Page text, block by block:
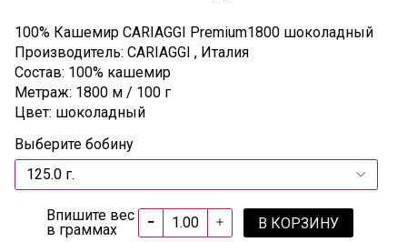
100% Кашемир CARIAGGI Premium1800 шоколадный
Производитель: CARIAGGI , Италия
Состав: 100% кашемир
Метраж: 1800 м / 100 г
Цвет: шоколадный
Выберите бобину
Впишите вес
в граммах
В КОРЗИНУ